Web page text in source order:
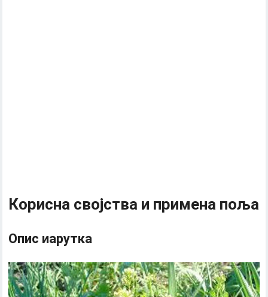
Корисна својства и примена поља
Опис иарутка